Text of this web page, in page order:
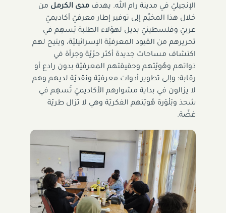
الإنجيليّ في مدينة رام الله. يهدف مدى الكرمل من
خلال هذا المخيَّم إلى توفير إطار معرفيّ أكاديميّ
عربيّ وفلسطينيّ بديل لهؤلاء الطلبة يُسهِم في
تحريرهم من القيود المعرفيّة الإسرائيليّة، ويتيح لهم
اكتشاف مساحات جديدة أكثر حرّيّة وجرأة في
ذواتهم وهُويّتهم وحقيقتهم المعرفيّة بدون رادع أو
رقابة؛ وإلى تطوير أدوات معرفيّة ونقديّة لديهم وهم
لا يزالون في بداية مشوارهم الأكاديميّ تُسهِم في
شحذ وبَلْوَرة هُويّتهم الفكريّة وهي لا تزال طريّة
غضّة.